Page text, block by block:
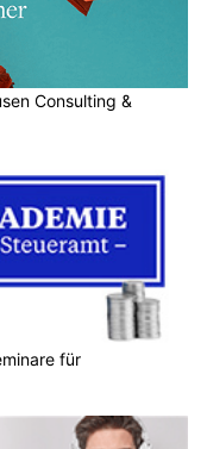
an
um Inhalte
direkt zu
Anders als
Live Content,
und Fragen